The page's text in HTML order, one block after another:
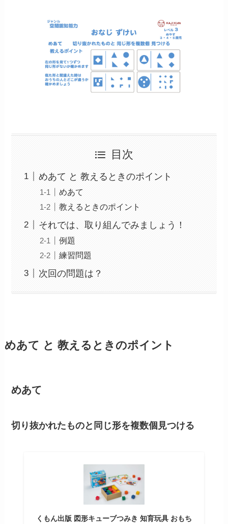
目次
めあて と 教えるときのポイント
めあて
教えるときのポイント
それでは、取り組んでみましょう！
例題
練習問題
次回の問題は？
めあて と 教えるときのポイント
めあて
切り抜かれたものと同じ形を複数個見つける
くもん出版 図形キューブつみき 知育玩具 おもち